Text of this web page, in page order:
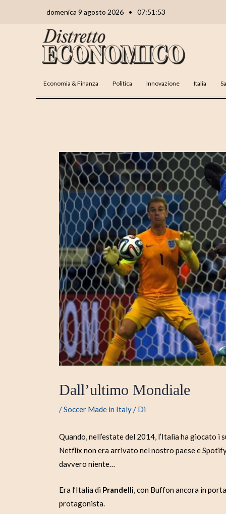
domenica 9 agosto 2026 • 07:51:54
Economia & Finanza Politica Innovazione Italia
Dall’ultimo Mondiale
/Soccer Made in Italy/ Di
Quando, nell’estate del 2014, l’Italia ha giocato
Netflix non era arrivato nel nostro paese e
davvero niente…
Era l’Italia di Prandelli, con Buffon ancora in
protagonista.